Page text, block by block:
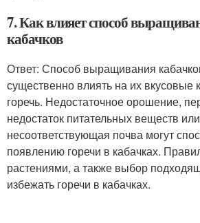
7. Как влияет способ
кабачков
Ответ: Способ выращивания
существенно влиять на их вкусовые
горечь. Недостаточное орошение,
недостаток питательных веществ или
несоответствующая почва могут
появлению горечи в кабачках.
растениями, а также выбор
избежать горечи в кабачках.